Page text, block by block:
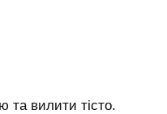
та вилити тісто.